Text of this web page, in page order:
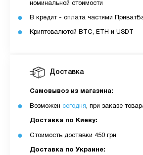
Доставка
Самовывоз из магазина:
Возможен сегодня, при заказе
Доставка по Киеву:
Стоимость доставки 450 грн
Доставка по Украине:
номинальной стоимости
В кредит - оплата частями
Криптовалютой BTC, ETH и USDT